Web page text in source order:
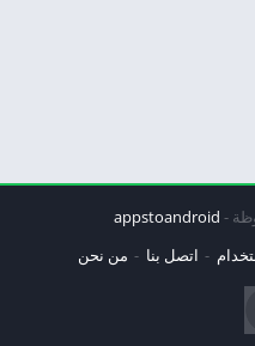
appstoandroid
اتصل بنا من نحن